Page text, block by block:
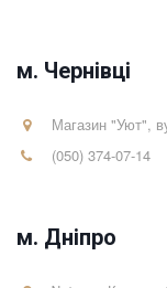
м. Чернівці
Магазин "Уют",
(050) 374-07-14
м. Дніпро